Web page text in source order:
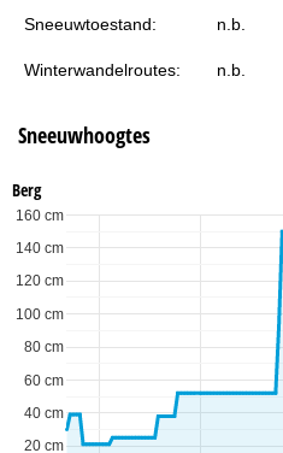
Sneeuwtoestand: n.b.
Winterwandelroutes: n.b.
Sneeuwhoogtes
Berg
20 cm
40 cm
60 cm
80 cm
100 cm
120 cm
140 cm
160 cm